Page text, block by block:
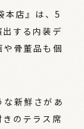
本店』は、5
する内装デ
や骨董品も個
な新鮮さがあ
のテラス席